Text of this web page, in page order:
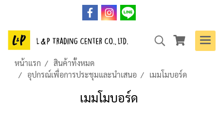
หน้าแรก
สินค้าทั้งหมด
อุปกรณ์เพื่อการประชุมและนำเสนอ
เมมโมบอร์ด
เมมโมบอร์ด